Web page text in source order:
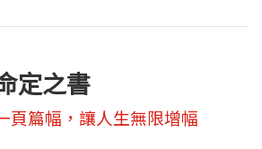
定之書
頁篇幅，讓人生無限增幅